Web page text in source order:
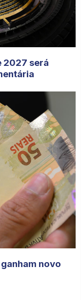
2027 será
novo